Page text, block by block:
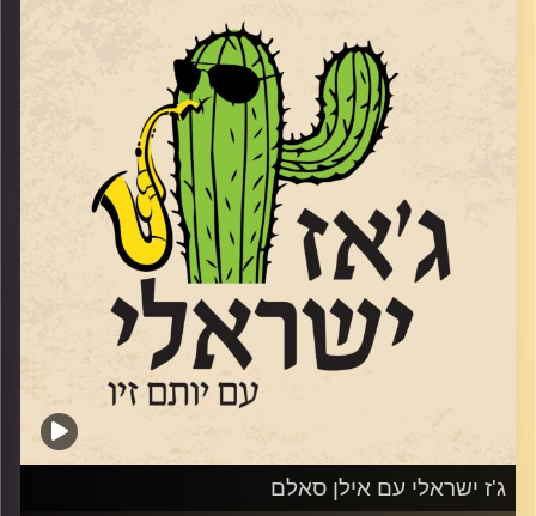
ליצור, לנגן ולהופיע במגוון ז'אנרים וסגנונות. הוא היה (ועדיין)
חלק מהרכב הג'ז האלמותי "מינואט" שממשיך להופיע גם
התחיל להוביל טריו משלו. מנחם הגיע לאולפן עם אלבום
הבכורה של הטריו"
PULSE
"
וגם עם קטעים מהאלבום החדש שייצא השנה. אלבום
שהוקדש ל 7.10.
מי שרוצה להקשיב ולראות אותו מנגן, יכול להגיע בתאריך
לאפריל לסלון המדרגות 23 בירושלים.
קרדיט תמונות:רותם בר-אילן
ג'ז ישראלי עם אילן סאלם